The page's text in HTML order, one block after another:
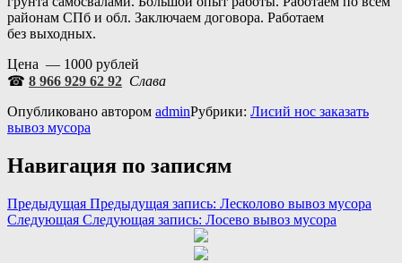
районам СПб и обл. Заключаем договора. Работаем
без выходных.
Цена — 1000 рублей
☎ 8 966 929 62 92 Слава
Опубликовано автором adminРубрики: Лисий нос заказать
вывоз мусора
Навигация по записям
Предыдущая Предыдущая запись: Лесколово вывоз мусора
Следующая Следующая запись: Лосево вывоз мусора